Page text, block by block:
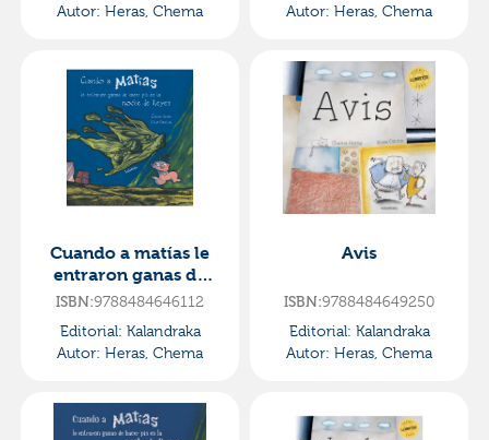
Pamiela/kalandraka
Autor: Heras, Chema
Pamiela/kalandraka
Autor: Heras, Chema
Cuando a matías le
entraron ganas de
hacer pis en la noche
ISBN:9788484646112
Editorial: Kalandraka
Autor: Heras, Chema
Avis
ISBN:9788484649250
Editorial: Kalandraka
Autor: Heras, Chema